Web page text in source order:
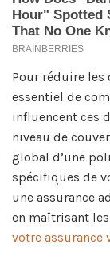
Pour réduire les
essentiel de
influencent ces
niveau de
global d’une
spécifiques de
une assurance
en maîtrisant
votre assurance